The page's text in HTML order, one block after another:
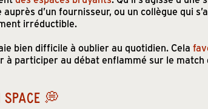
d’un fournisseur, ou un collègue qui
irréductible.
bien difficile à oublier au quotidien. Cela
à participer au débat enflammé sur le match
SPACE 💭